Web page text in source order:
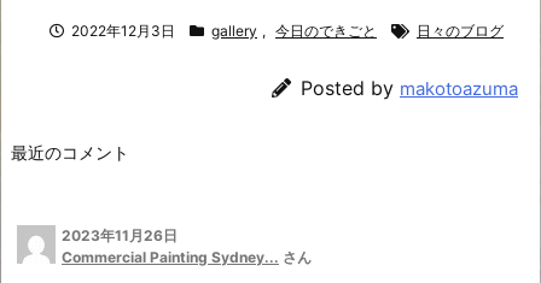
2022年12月3日 gallery , 今日のできごと 日々のブログ
Posted by makotoazuma
最近のコメント
2023年11月26日
Commercial Painting Sydney... さん